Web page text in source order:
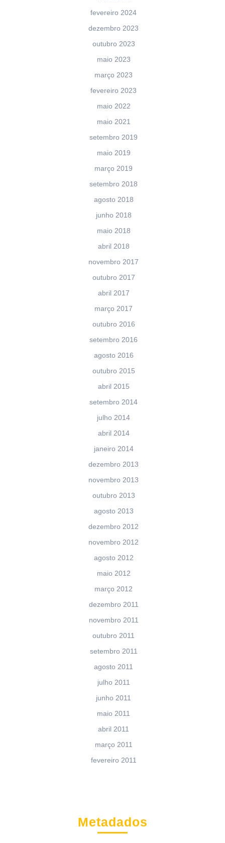
fevereiro 2024
dezembro 2023
outubro 2023
maio 2023
março 2023
fevereiro 2023
maio 2022
maio 2021
setembro 2019
maio 2019
março 2019
setembro 2018
agosto 2018
junho 2018
maio 2018
abril 2018
novembro 2017
outubro 2017
abril 2017
março 2017
outubro 2016
setembro 2016
agosto 2016
outubro 2015
abril 2015
setembro 2014
julho 2014
abril 2014
janeiro 2014
dezembro 2013
novembro 2013
outubro 2013
agosto 2013
dezembro 2012
novembro 2012
agosto 2012
maio 2012
março 2012
dezembro 2011
novembro 2011
outubro 2011
setembro 2011
agosto 2011
julho 2011
junho 2011
maio 2011
abril 2011
março 2011
fevereiro 2011
Metadados